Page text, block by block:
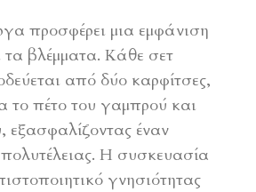
προσφέρει μια εμφάνιση
τα βλέμματα. Κάθε σετ
από δύο καρφίτσες,
το πέτο του γαμπρού και
εξασφαλίζοντας έναν
Η συσκευασία
γνησιότητας